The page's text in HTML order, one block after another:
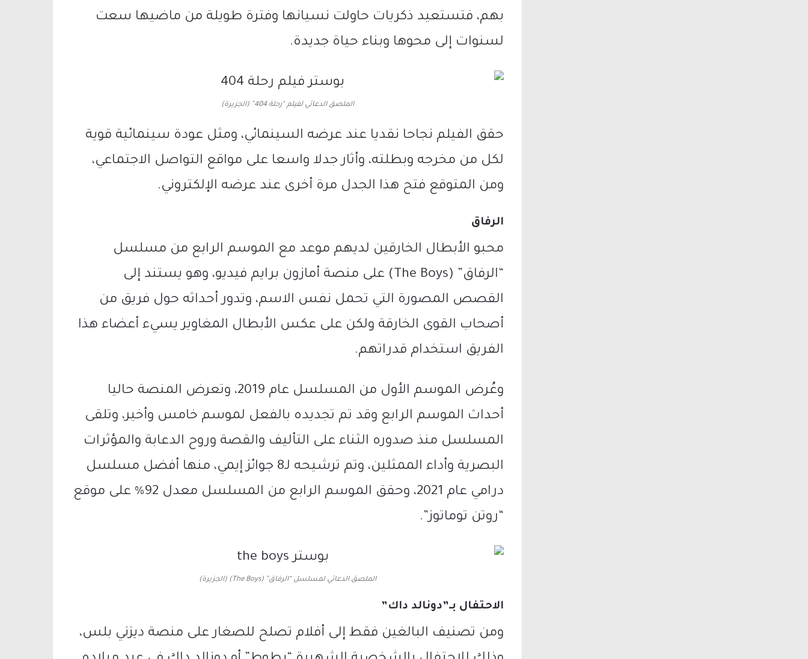
بهم، فتستعيد ذكريات حاولت نسيانها وفترة طويلة من ماضيها سعت
لسنوات إلى محوها وبناء حياة جديدة.
الملصق الدعائي لفيلم “رحلة 404” (الجزيرة)
حقق الفيلم نجاحا نقديا عند عرضه السينمائي، ومثل عودة سينمائية قوية
لكل من مخرجه وبطلته، وأثار جدلا واسعا على مواقع التواصل الاجتماعي،
ومن المتوقع فتح هذا الجدل مرة أخرى عند عرضه الإلكتروني.
الرفاق
محبو الأبطال الخارقين لديهم موعد مع الموسم الرابع من مسلسل
“الرفاق” (The Boys) على منصة أمازون برايم فيديو، وهو يستند إلى
القصص المصورة التي تحمل نفس الاسم، وتدور أحداثه حول فريق من
أصحاب القوى الخارقة ولكن على عكس الأبطال المغاوير يسيء أعضاء هذا
الفريق استخدام قدراتهم.
وعُرض الموسم الأول من المسلسل عام 2019، وتعرض المنصة حاليا
أحداث الموسم الرابع وقد تم تجديده بالفعل لموسم خامس وأخير، وتلقى
المسلسل منذ صدوره الثناء على التأليف والقصة وروح الدعابة والمؤثرات
البصرية وأداء الممثلين، وتم ترشيحه لـ8 جوائز إيمي، منها أفضل مسلسل
درامي عام 2021، وحقق الموسم الرابع من المسلسل معدل 92% على موقع
“روتن توماتوز”.
الملصق الدعائي لمسلسل “الرفاق” (The Boys) (الجزيرة)
الاحتفال بـ”دونالد داك”
ومن تصنيف البالغين فقط إلى أفلام تصلح للصغار على منصة ديزني بلس،